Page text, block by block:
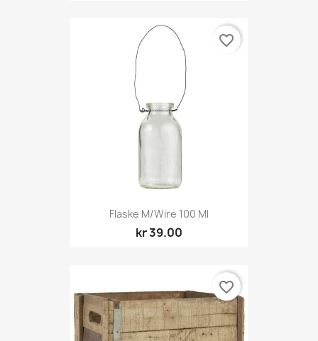
Flaske M/wire 100 Ml
kr 39.00
favorite_border
favorite_border